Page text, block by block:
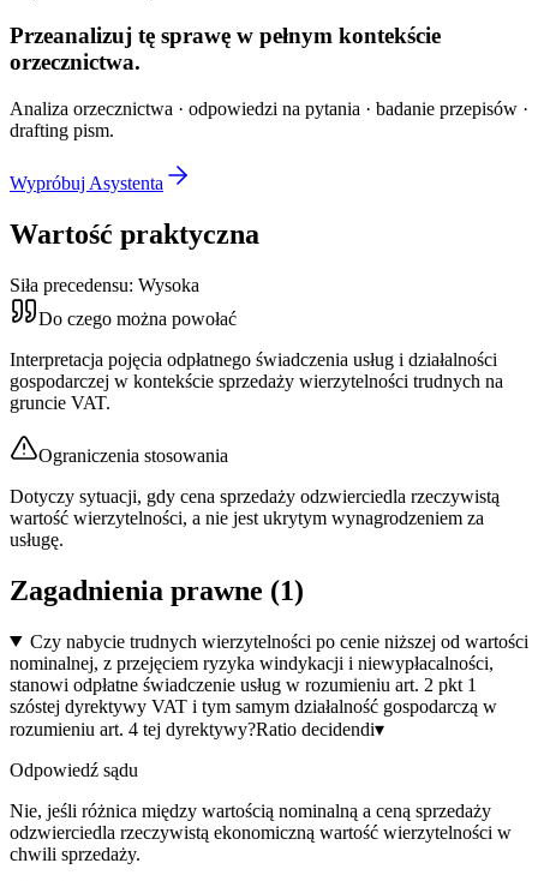
Przeanalizuj tę sprawę w pełnym kontekście
orzecznictwa.
Analiza orzecznictwa · odpowiedzi na pytania · badanie przepisów ·
drafting pism.
Wypróbuj Asystenta
Wartość praktyczna
Siła precedensu: Wysoka
Do czego można powołać
Interpretacja pojęcia odpłatnego świadczenia usług i działalności
gospodarczej w kontekście sprzedaży wierzytelności trudnych na
gruncie VAT.
Ograniczenia stosowania
Dotyczy sytuacji, gdy cena sprzedaży odzwierciedla rzeczywistą
wartość wierzytelności, a nie jest ukrytym wynagrodzeniem za
usługę.
Zagadnienia prawne (1)
Czy nabycie trudnych wierzytelności po cenie niższej od wartości
nominalnej, z przejęciem ryzyka windykacji i niewypłacalności,
stanowi odpłatne świadczenie usług w rozumieniu art. 2 pkt 1
szóstej dyrektywy VAT i tym samym działalność gospodarczą w
rozumieniu art. 4 tej dyrektywy?Ratio decidendi▾
Odpowiedź sądu
Nie, jeśli różnica między wartością nominalną a ceną sprzedaży
odzwierciedla rzeczywistą ekonomiczną wartość wierzytelności w
chwili sprzedaży.